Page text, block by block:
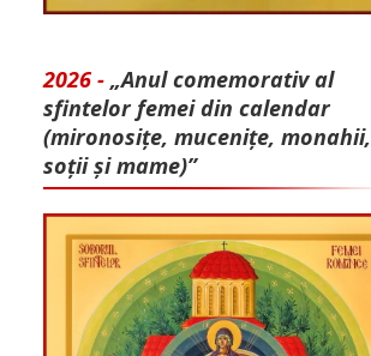
2026 - „Anul comemorativ al
sfintelor femei din calendar
(mironosițe, mu­cenițe, monahii,
soții și mame)”